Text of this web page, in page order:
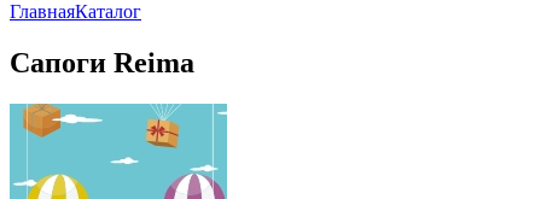
ГлавнаяКаталог
Сапоги Reima